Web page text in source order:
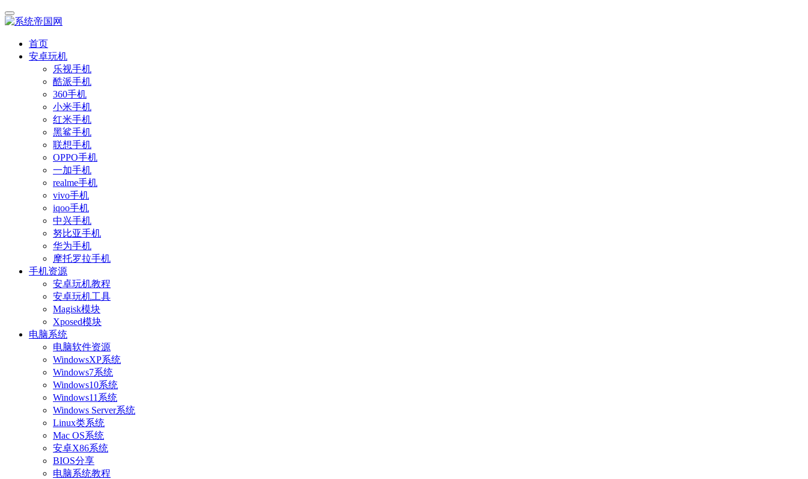
首页
安卓玩机
乐视手机
酷派手机
360手机
小米手机
红米手机
黑鲨手机
联想手机
OPPO手机
一加手机
realme手机
vivo手机
iqoo手机
中兴手机
努比亚手机
华为手机
摩托罗拉手机
手机资源
安卓玩机教程
安卓玩机工具
Magisk模块
Xposed模块
电脑系统
电脑软件资源
WindowsXP系统
Windows7系统
Windows10系统
Windows11系统
Windows Server系统
Linux类系统
Mac OS系统
安卓X86系统
BIOS分享
电脑系统教程